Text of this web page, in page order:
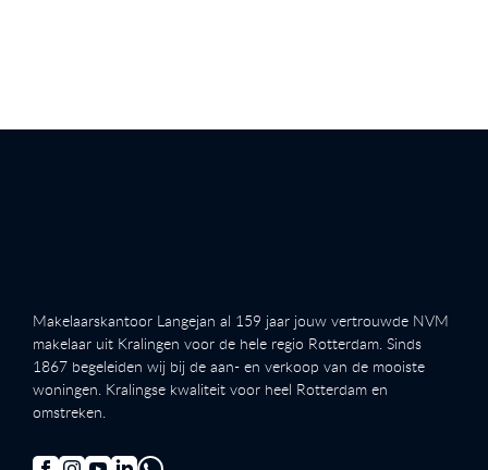
Makelaarskantoor Langejan al 159 jaar jouw vertrouwde NVM
makelaar uit Kralingen voor de hele regio Rotterdam. Sinds
1867 begeleiden wij bij de aan- en verkoop van de mooiste
woningen. Kralingse kwaliteit voor heel Rotterdam en
omstreken.